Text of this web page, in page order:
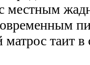
местным
таит в